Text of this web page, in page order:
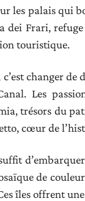
les palais qui
dei Frari,
touristique.
changer
Les
trésors du
cœur de
de
îles offrent